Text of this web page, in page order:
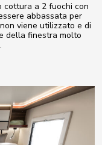
cottura a 2 fuochi con
abbassata per
viene utilizzato e di
della finestra molto